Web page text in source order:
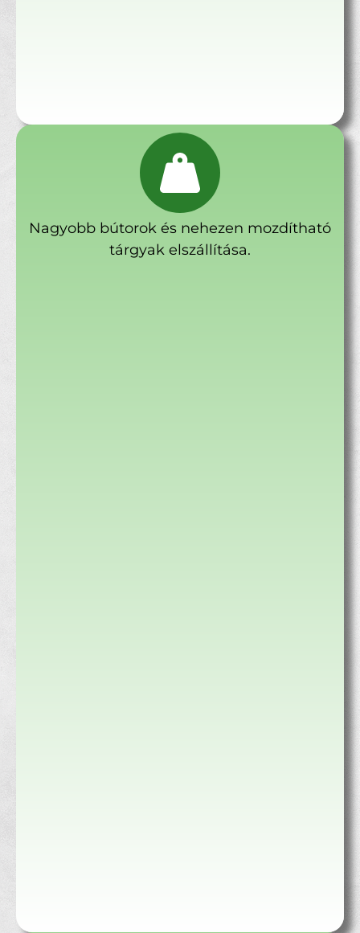
Nagyobb bútorok és nehezen mozdítható
tárgyak elszállítása.